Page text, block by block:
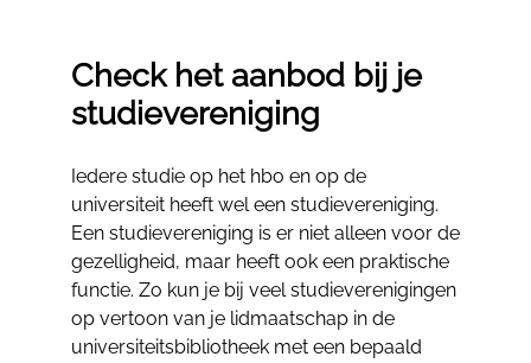
Check het aanbod bij je
studievereniging
Iedere studie op het hbo en op de
universiteit heeft wel een studievereniging.
Een studievereniging is er niet alleen voor de
gezelligheid, maar heeft ook een praktische
functie. Zo kun je bij veel studieverenigingen
op vertoon van je lidmaatschap in de
universiteitsbibliotheek met een bepaald